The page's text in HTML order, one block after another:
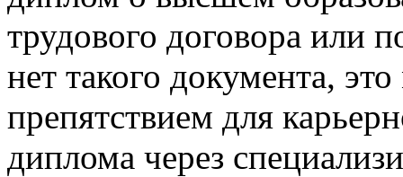
трудового договора или
нет такого документа,
препятствием для
диплома через